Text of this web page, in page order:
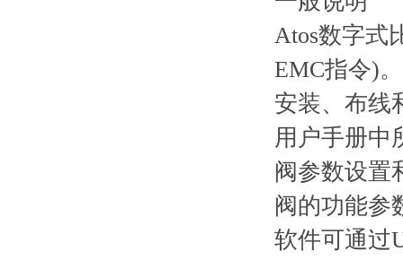
Atos数字式
EMC指令)。
安装、布线
用户手册中
阀参数设置
阀的功能参
软件可通过